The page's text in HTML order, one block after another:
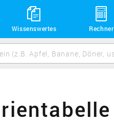
Wissenswertes Rechner